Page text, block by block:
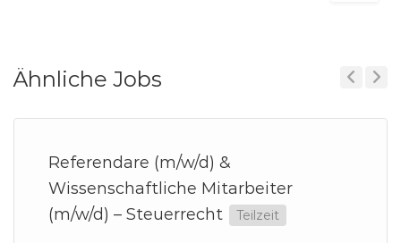
Ähnliche Jobs
Referendare (m/w/d) &
Wissenschaftliche Mitarbeiter
(m/w/d) – Steuerrecht
Teilzeit